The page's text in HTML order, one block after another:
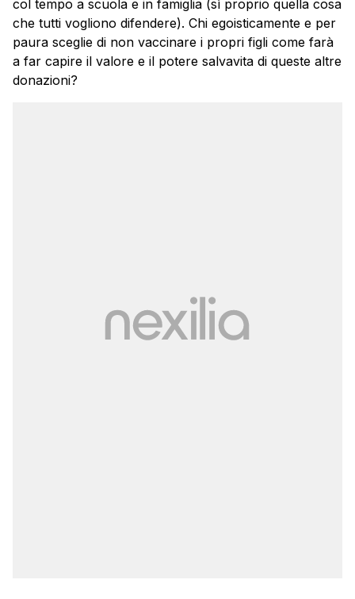
col tempo a scuola e in famiglia (sì proprio quella cosa
che tutti vogliono difendere). Chi egoisticamente e per
paura sceglie di non vaccinare i propri figli come farà
a far capire il valore e il potere salvavita di queste altre
donazioni?